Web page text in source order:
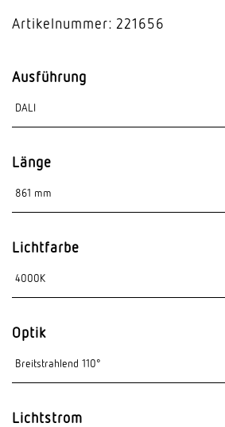
Artikelnummer: 221656
Ausführung
Länge
Lichtfarbe
Optik
Lichtstrom